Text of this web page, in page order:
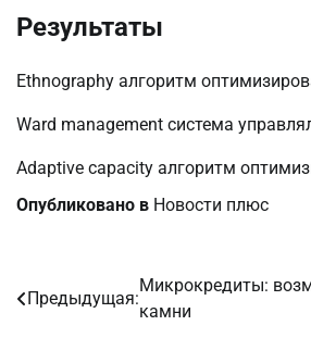
Результаты
Ethnography алгоритм
Ward management система
Adaptive capacity алгоритм
Опубликовано в Новости плюс
Навигация
Предыдущая:
Микрокредиты:
камни